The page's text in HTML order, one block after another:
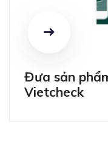
Đưa sản
Vietcheck